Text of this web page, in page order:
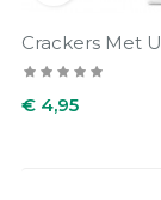
Crackers Met
Prijs
€ 4,95